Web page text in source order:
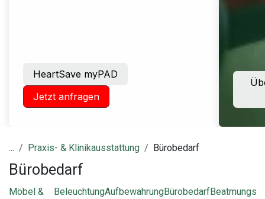
HeartSave myPAD
Jetzt anfragen
... Praxis- & Klinikausstattung Bürobedarf
Bürobedarf
Möbel &
BeleuchtungAufbewahrungBürobedarfBeatmungs-